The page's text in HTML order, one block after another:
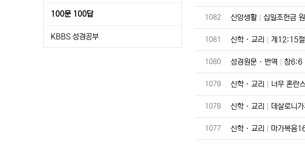
번호
1082 신앙생활 십일조헌금
번호
1081 신학 · 교리 계12:15절
번호
1080 성경원문 · 번역 창6:6
번호
1079 신학 · 교리 너무 혼란
번호
1078 신학 · 교리 데살로니
번호
1077 신학 · 교리 마가복음
100문 100답
KBBS 성경공부